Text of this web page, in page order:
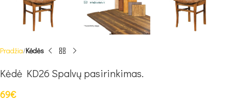
Pradžia Kėdės
Kėdė KD26 Spalvų pasirinkimas.
69€